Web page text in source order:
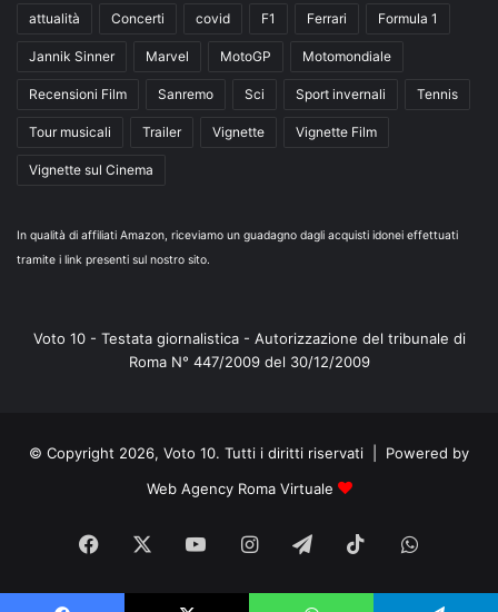
attualità Concerti covid F1 Ferrari Formula 1
Jannik Sinner Marvel MotoGP Motomondiale
Recensioni Film Sanremo Sci Sport invernali Tennis
Tour musicali Trailer Vignette Vignette Film
Vignette sul Cinema
In qualità di affiliati Amazon, riceviamo un guadagno dagli acquisti idonei effettuati
tramite i link presenti sul nostro sito.
Voto 10 - Testata giornalistica - Autorizzazione del tribunale di
Roma N° 447/2009 del 30/12/2009
© Copyright 2026, Voto 10. Tutti i diritti riservati | Powered by
Web Agency Roma Virtuale
Facebook You
Tube
Instagram
TelegramTikTok